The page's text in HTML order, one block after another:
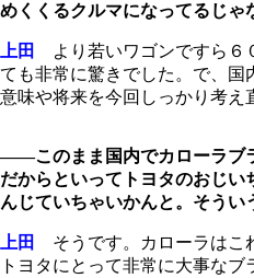
めくくるクルマになってるじゃ
上田
より若いワゴンですら６
ても非常に驚きでした。で、国
意味や将来を今回しっかり考え
――このまま国内でカローラブ
だからといってトヨタのおじ
んじていちゃいかんと。そうい
上田
そうです。カローラはこ
トヨタにとって非常に大事な